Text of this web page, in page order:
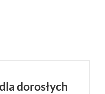
dorosłych